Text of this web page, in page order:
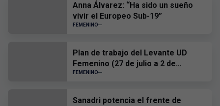
Anna Álvarez: “Ha sido un sueño
vivir el Europeo Sub-19”
FEMENINO
Plan de trabajo del Levante UD
Femenino (27 de julio a 2 de
agosto)
FEMENINO
Sanadri potencia el frente de